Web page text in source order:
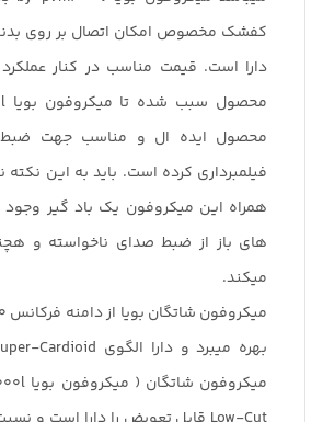
دارا است. قیمت مناسب در کنار
محصول ایده ال و مناسب جهت
فیلمبرداری کرده است. باید به این نکته
همراه این میکروفون یک باد گیر
های باز از ضبط صدای ناخواسته و
میکند.